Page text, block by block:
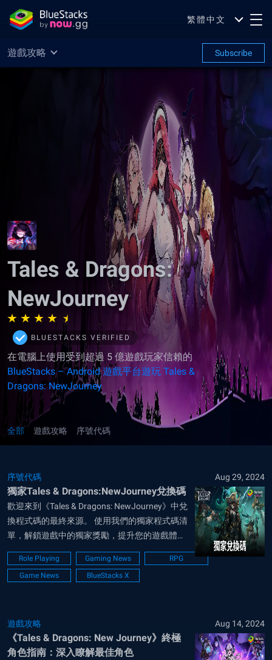
繁體中文
遊戲攻略 Subscribe
Tales & Dragons:
NewJourney
BLUESTACKS VERIFIED
在電腦上使用受到超過 5 億遊戲玩家信賴的
BlueStacks – Android 遊戲平台遊玩 Tales &
Dragons: NewJourney
全部 遊戲攻略 序號代碼
序號代碼 Aug 29, 2024
獨家Tales & Dragons:NewJourney兌換碼
歡迎來到《Tales & Dragons: NewJourney》中兌
換程式碼的最終來源。 使用我們的獨家程式碼清
單，解鎖遊戲中的獨家獎勵，提升您的遊戲體
驗。 在競爭中保持領先，在龍與幻想的神秘世界
中盡情冒險。 《Tales & Dragons:
NewJourney》是一款RPG ...
Role Playing Gaming News
RPG
Game News
BlueStacks X
遊戲攻略 Aug 14, 2024
《Tales & Dragons: New Journey》終極
角色指南：深入瞭解最佳角色